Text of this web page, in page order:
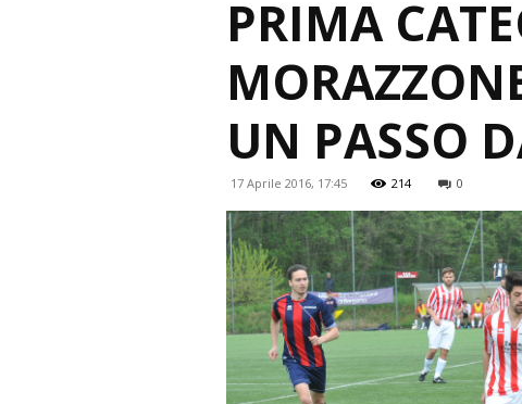
PRIMA
UN PASSO
17 Aprile 2016, 17:45 214 0